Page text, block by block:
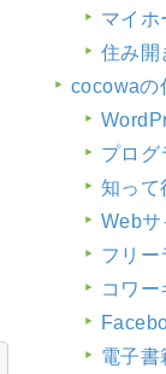
マイホ
住み開
cocowaの
プログ
知って
Webサ
フリー
コワー
電子書